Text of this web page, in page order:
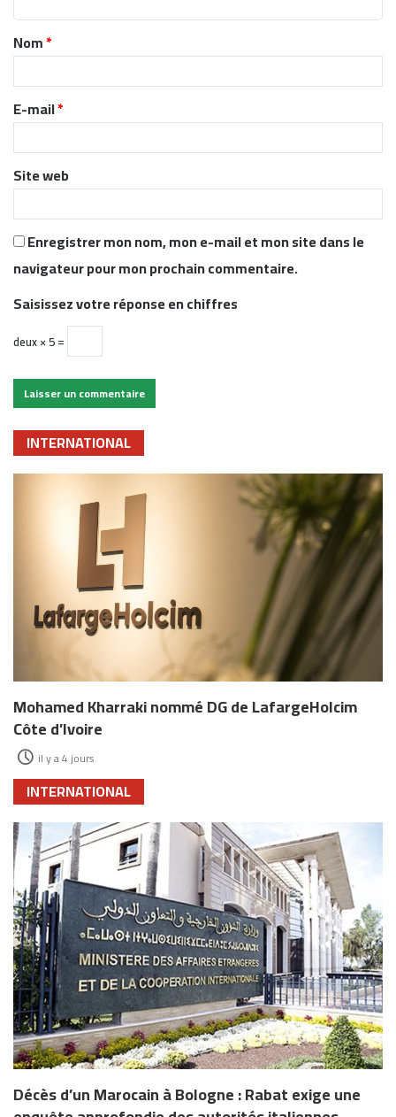
t
a
r
e
*
Nom*
E-mail*
Site web
Enregistrer mon nom, mon e-mail et mon site dans le
navigateur pour mon prochain commentaire.
Saisissez votre réponse en chiffres
deux × 5 =
INTERNATIONAL
Mohamed Kharraki nommé DG de LafargeHolcim
Côte d’Ivoire
il y a 4 jours
INTERNATIONAL
Décès d’un Marocain à Bologne : Rabat exige une